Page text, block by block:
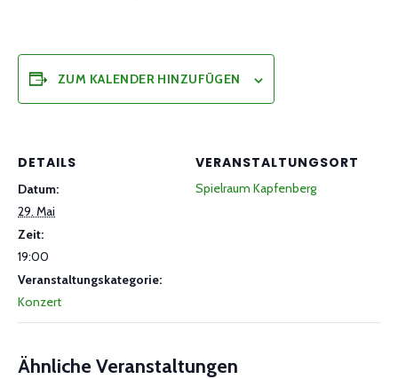
ZUM KALENDER HINZUFÜGEN
DETAILS
Datum:
29. Mai
Zeit:
19:00
Veranstaltungskategorie:
Konzert
VERANSTALTUNGSORT
Spielraum Kapfenberg
Ähnliche Veranstaltungen